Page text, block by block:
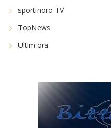
sportinoro TV
TopNews
Ultim'ora